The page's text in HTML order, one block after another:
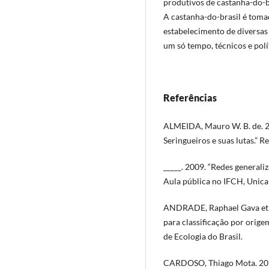
produtivos de castanha-do-
A castanha-do-brasil é
estabelecimento de
um só tempo, técnicos e
Referências
ALMEIDA, Mauro W. B. de.
Seringueiros e suas lutas.”
_____. 2009. “Redes
Aula pública no IFCH,
ANDRADE, Raphael Gava
para classificação por
de Ecologia do Brasil.
CARDOSO, Thiago Mota.